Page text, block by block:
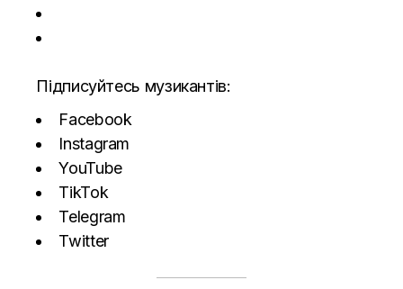
Підписуйтесь музикантів:
Facebook
Instagram
YouTube
TikTok
Telegram
Twitter